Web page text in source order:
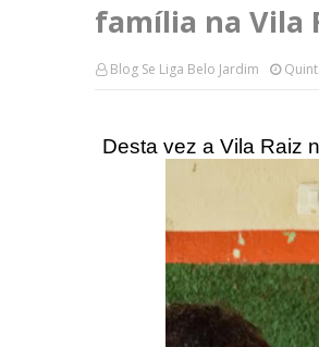
família na Vila
Blog Se Liga Belo Jardim
Desta vez a Vila Raiz